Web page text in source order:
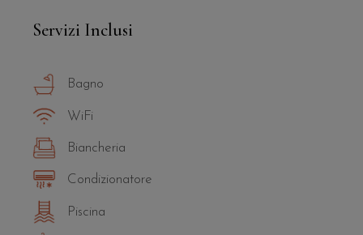
Servizi Inclusi
Bagno
WiFi
Biancheria
Condizionatore
Piscina